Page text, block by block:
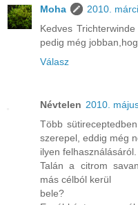
Moha
2010.
Kedves
pedig még
Válasz
Névtelen 2010.
Több
szerepel, eddig még
ilyen felhasználásáról.
Talán a citrom
más célból kerül
bele?